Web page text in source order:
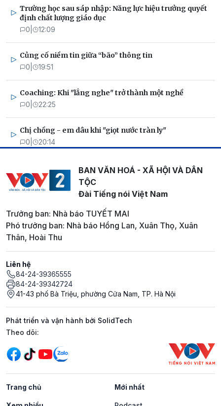
Trường học sau sáp nhập: Năng lực hiệu trưởng quyết
định chất lượng giáo dục
0 12:09
Củng cố niềm tin giữa “bão” thông tin
0 19:51
Coaching: Khi "lắng nghe" trở thành một nghề
0 22:25
Chị chồng - em dâu khi "giọt nước tràn ly"
0 20:14
BAN VĂN HOÁ - XÃ HỘI VÀ DÂN
TỘC
Đài Tiếng nói Việt Nam
Trưởng ban: Nhà báo TUYẾT MAI
Phó trưởng ban: Nhà báo Hồng Lan, Xuân Thọ, Xuân
Thân, Hoài Thu
Liên hệ
84-24-39365555
84-24-39342724
41-43 phố Bà Triệu, phường Cửa Nam, TP. Hà Nội
Phát triển và vận hành bởi SolidTech
Mạng xã hội
Theo dõi:
Trang chủ Mới nhất